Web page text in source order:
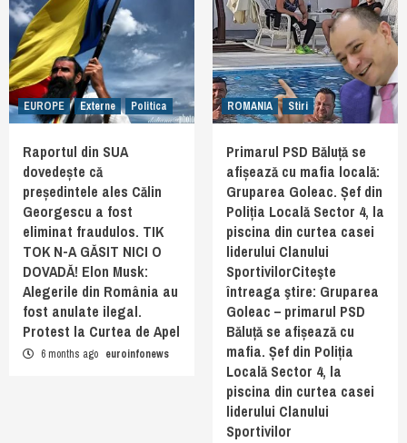
EUROPE Externe Politica
Raportul din SUA
dovedește că
președintele ales Călin
Georgescu a fost
eliminat fraudulos. TIK
TOK N-A GĂSIT NICI O
DOVADĂ! Elon Musk:
Alegerile din România au
fost anulate ilegal.
Protest la Curtea de Apel
6 months ago euroinfonews
ROMANIA Stiri
Primarul PSD Băluță se
afișează cu mafia locală:
Gruparea Goleac. Șef din
Poliția Locală Sector 4, la
piscina din curtea casei
liderului Clanului
SportivilorCiteşte
întreaga ştire: Gruparea
Goleac – primarul PSD
Băluță se afișează cu
mafia. Șef din Poliția
Locală Sector 4, la
piscina din curtea casei
liderului Clanului
Sportivilor